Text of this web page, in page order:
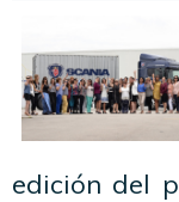
edición del